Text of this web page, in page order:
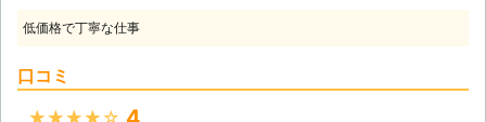
低価格で丁寧な仕事
口コミ
★★★★★